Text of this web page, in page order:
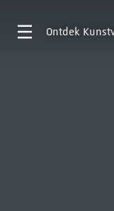
Ontdek